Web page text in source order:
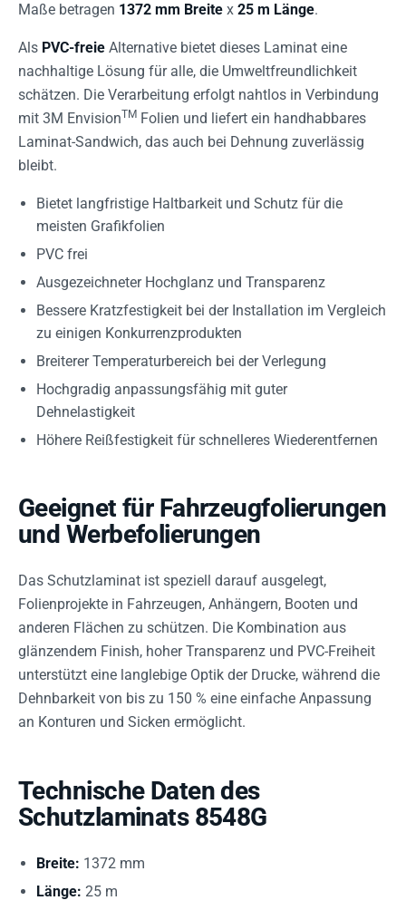
Maße betragen 1372 mm Breite x 25 m Länge.
Als PVC-freie Alternative bietet dieses Laminat eine
nachhaltige Lösung für alle, die Umweltfreundlichkeit
schätzen. Die Verarbeitung erfolgt nahtlos in Verbindung
mit 3M EnvisionTM Folien und liefert ein handhabbares
Laminat-Sandwich, das auch bei Dehnung zuverlässig
bleibt.
Bietet langfristige Haltbarkeit und Schutz für die
meisten Grafikfolien
PVC frei
Ausgezeichneter Hochglanz und Transparenz
Bessere Kratzfestigkeit bei der Installation im Vergleich
zu einigen Konkurrenzprodukten
Breiterer Temperaturbereich bei der Verlegung
Hochgradig anpassungsfähig mit guter
Dehnelastigkeit
Höhere Reißfestigkeit für schnelleres Wiederentfernen
Geeignet für Fahrzeugfolierungen
und Werbefolierungen
Das Schutzlaminat ist speziell darauf ausgelegt,
Folienprojekte in Fahrzeugen, Anhängern, Booten und
anderen Flächen zu schützen. Die Kombination aus
glänzendem Finish, hoher Transparenz und PVC-Freiheit
unterstützt eine langlebige Optik der Drucke, während die
Dehnbarkeit von bis zu 150 % eine einfache Anpassung
an Konturen und Sicken ermöglicht.
Technische Daten des
Schutzlaminats 8548G
Breite: 1372 mm
Länge: 25 m